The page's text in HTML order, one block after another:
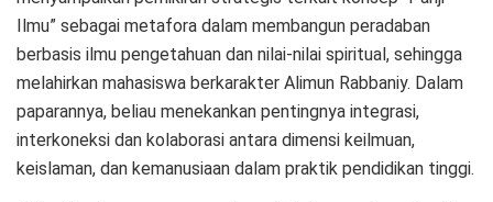
Ilmu” sebagai metafora dalam membangun peradaban
berbasis ilmu pengetahuan dan nilai-nilai spiritual, sehingga
melahirkan mahasiswa berkarakter Alimun Rabbaniy. Dalam
paparannya, beliau menekankan pentingnya integrasi,
interkoneksi dan kolaborasi antara dimensi keilmuan,
keislaman, dan kemanusiaan dalam praktik pendidikan tinggi.